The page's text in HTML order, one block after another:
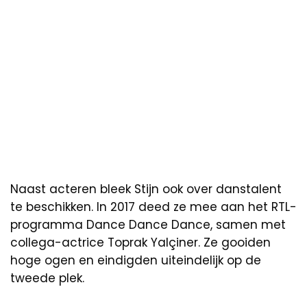
Naast acteren bleek Stijn ook over danstalent
te beschikken. In 2017 deed ze mee aan het RTL-
programma Dance Dance Dance, samen met
collega-actrice Toprak Yalçiner. Ze gooiden
hoge ogen en eindigden uiteindelijk op de
tweede plek.